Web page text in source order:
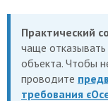
Практический
чаще
объекта. Чтобы
проводите
требования